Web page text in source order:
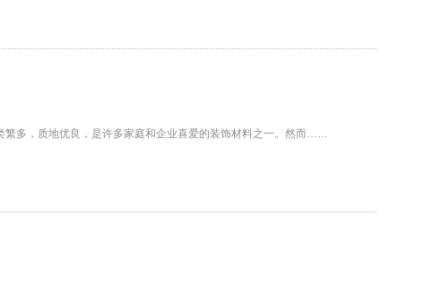
繁多，质地优良，是许多家庭和企业喜爱的装饰材料之一。然而……